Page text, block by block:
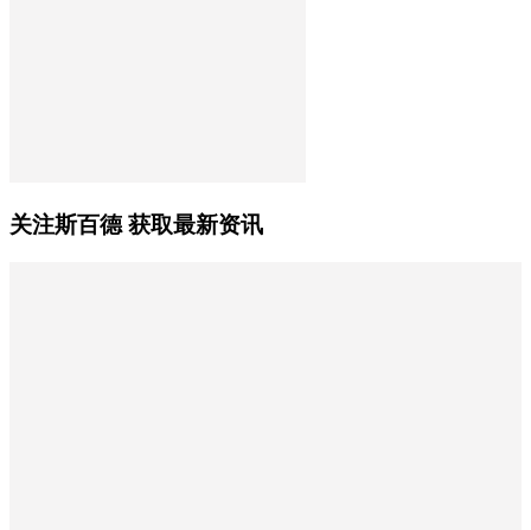
关注斯百德 获取最新资讯